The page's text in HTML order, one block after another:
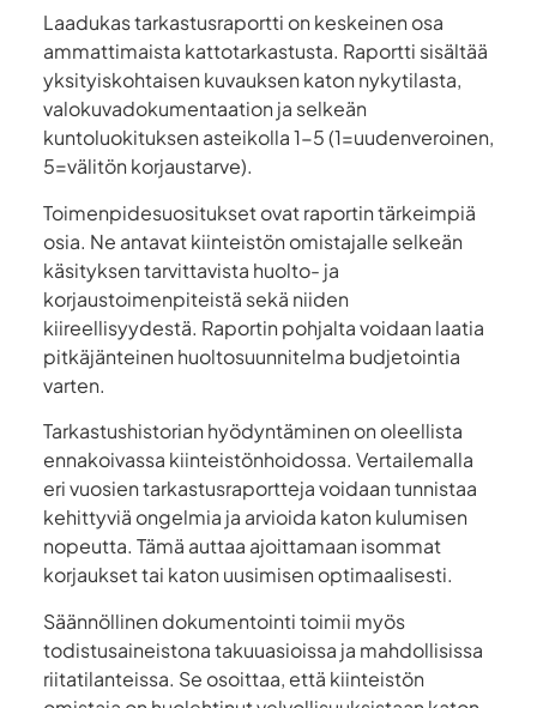
Laadukas tarkastusraportti on keskeinen osa
ammattimaista kattotarkastusta. Raportti sisältää
yksityiskohtaisen kuvauksen katon nykytilasta,
valokuvadokumentaation ja selkeän
kuntoluokituksen asteikolla 1-5 (1=uudenveroinen,
5=välitön korjaustarve).
Toimenpidesuositukset ovat raportin tärkeimpiä
osia. Ne antavat kiinteistön omistajalle selkeän
käsityksen tarvittavista huolto- ja
korjaustoimenpiteistä sekä niiden
kiireellisyydestä. Raportin pohjalta voidaan laatia
pitkäjänteinen huoltosuunnitelma budjetointia
varten.
Tarkastushistorian hyödyntäminen on oleellista
ennakoivassa kiinteistönhoidossa. Vertailemalla
eri vuosien tarkastusraportteja voidaan tunnistaa
kehittyviä ongelmia ja arvioida katon kulumisen
nopeutta. Tämä auttaa ajoittamaan isommat
korjaukset tai katon uusimisen optimaalisesti.
Säännöllinen dokumentointi toimii myös
todistusaineistona takuuasioissa ja mahdollisissa
riitatilanteissa. Se osoittaa, että kiinteistön